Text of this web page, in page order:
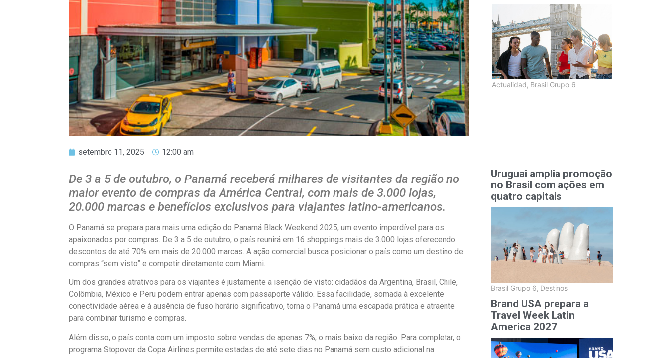
setembro 11, 2025 12:00 am
Actualidad, Brasil Grupo 6
De 3 a 5 de outubro, o Panamá receberá milhares de visitantes da região no
maior evento de compras da América Central, com mais de 3.000 lojas,
20.000 marcas e benefícios exclusivos para viajantes latino-americanos.
O Panamá se prepara para mais uma edição do Panamá Black Weekend 2025, um evento imperdível para os
apaixonados por compras. De 3 a 5 de outubro, o país reunirá em 16 shoppings mais de 3.000 lojas oferecendo
descontos de até 70% em mais de 20.000 marcas. A ação comercial busca posicionar o país como um destino de
compras “sem visto” e competir diretamente com Miami.
Um dos grandes atrativos para os viajantes é justamente a isenção de visto: cidadãos da Argentina, Brasil, Chile,
Colômbia, México e Peru podem entrar apenas com passaporte válido. Essa facilidade, somada à excelente
conectividade aérea e à ausência de fuso horário significativo, torna o Panamá uma escapada prática e atraente
para combinar turismo e compras.
Além disso, o país conta com um imposto sobre vendas de apenas 7%, o mais baixo da região. Para completar, o
programa Stopover da Copa Airlines permite estadas de até sete dias no Panamá sem custo adicional na
Uruguai amplia promoção
no Brasil com ações em
quatro capitais
Brasil Grupo 6, Destinos
Brand USA prepara a
Travel Week Latin
America 2027